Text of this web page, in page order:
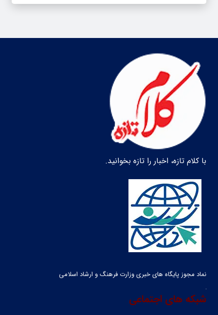
با کلام تازه، اخبار را تازه بخوانید.
نماد مجوز پایگاه های خبری وزارت فرهنگ و ارشاد اسلامی
شبکه های اجتماعی